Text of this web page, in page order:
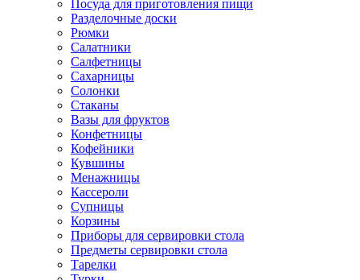
Посуда для приготовления пищи
Разделочные доски
Рюмки
Салатники
Салфетницы
Сахарницы
Солонки
Стаканы
Вазы для фруктов
Конфетницы
Кофейники
Кувшины
Менажницы
Кассероли
Супницы
Корзины
Приборы для сервировки стола
Предметы сервировки стола
Тарелки